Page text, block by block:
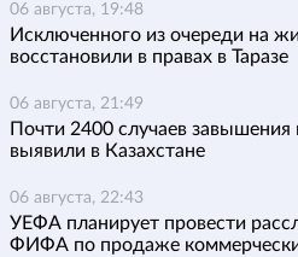
06 августа, 19:48
Исключенного из очереди на
восстановили в правах в Таразе
06 августа, 21:49
Почти 2400 случаев
выявили в Казахстане
06 августа, 22:43
УЕФА планирует провести
ФИФА по продаже